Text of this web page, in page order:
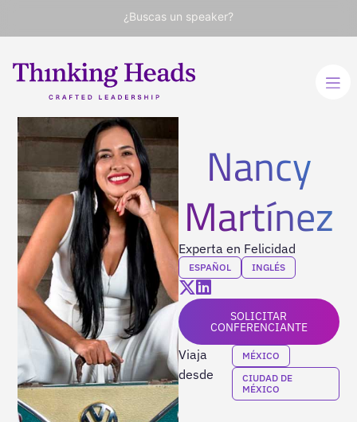
¿Buscas un speaker?
Nancy
Martínez
Experta en Felicidad
ESPAÑOL INGLÉS
SOLICITAR
CONFERENCIANTE
Viaja
desde
MÉXICO
CIUDAD DE
MÉXICO